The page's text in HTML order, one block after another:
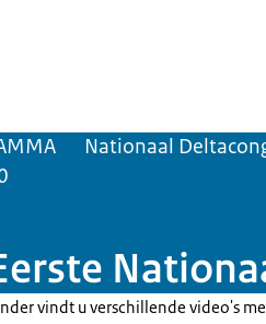
Nationaal
vindt u verschillende video's